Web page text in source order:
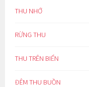
THU NHỚ
RỪNG THU
THU TRÊN BIỂN
ĐÊM THU BUỒN